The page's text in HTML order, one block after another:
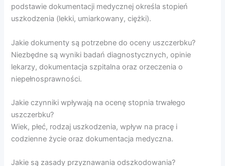
podstawie dokumentacji medycznej określa stopień
uszkodzenia (lekki, umiarkowany, ciężki).
Jakie dokumenty są potrzebne do oceny uszczerbku?
Niezbędne są wyniki badań diagnostycznych, opinie
lekarzy, dokumentacja szpitalna oraz orzeczenia o
niepełnosprawności.
Jakie czynniki wpływają na ocenę stopnia trwałego
uszczerbku?
Wiek, płeć, rodzaj uszkodzenia, wpływ na pracę i
codzienne życie oraz dokumentacja medyczna.
Jakie są zasady przyznawania odszkodowania?